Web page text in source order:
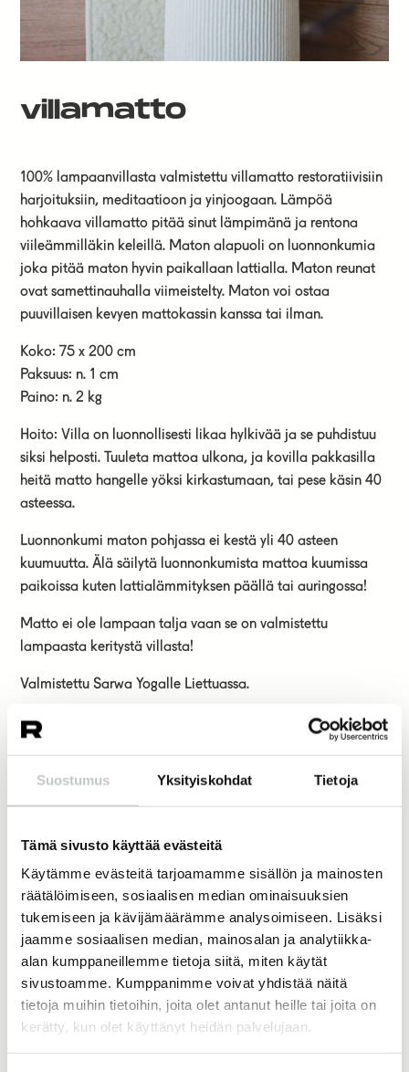
Suostumus Yksityiskohdat Tietoja
Tämä sivusto käyttää evästeitä
Käytämme evästeitä tarjoamamme sisällön ja mainosten
räätälöimiseen, sosiaalisen median ominaisuuksien
tukemiseen ja kävijämäärämme analysoimiseen. Lisäksi
jaamme sosiaalisen median, mainosalan ja analytiikka-
alan kumppaneillemme tietoja siitä, miten käytät
sivustoamme. Kumppanimme voivat yhdistää näitä
tietoja muihin tietoihin, joita olet antanut heille tai joita on
kerätty, kun olet käyttänyt heidän palvelujaan.
villamatto
100% lampaanvillasta valmistettu villamatto restoratiivisiin
harjoituksiin, meditaatioon ja yinjoogaan. Lämpöä
hohkaava villamatto pitää sinut lämpimänä ja rentona
viileämmilläkin keleillä. Maton alapuoli on luonnonkumia
joka pitää maton hyvin paikallaan lattialla. Maton reunat
ovat samettinauhalla viimeistelty. Maton voi ostaa
puuvillaisen kevyen mattokassin kanssa tai ilman.
Koko: 75 x 200 cm
Paksuus: n. 1 cm
Paino: n. 2 kg
Hoito: Villa on luonnollisesti likaa hylkivää ja se puhdistuu
siksi helposti. Tuuleta mattoa ulkona, ja kovilla pakkasilla
heitä matto hangelle yöksi kirkastumaan, tai pese käsin 40
asteessa.
Luonnonkumi maton pohjassa ei kestä yli 40 asteen
kuumuutta. Älä säilytä luonnonkumista mattoa kuumissa
paikoissa kuten lattialämmityksen päällä tai auringossa!
Matto ei ole lampaan talja vaan se on valmistettu
lampaasta keritystä villasta!
Valmistettu Sarwa Yogalle Liettuassa.
120,00
valinta
Lisää ostoskoriin
Joogamatot Joogatuotteet